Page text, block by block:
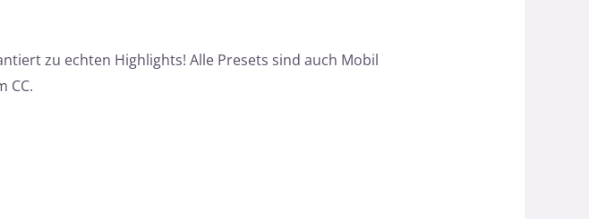
zu echten Highlights! Alle Presets sind auch Mobil
CC.